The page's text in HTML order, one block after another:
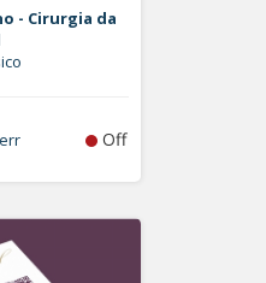
- Cirurgia da
Off